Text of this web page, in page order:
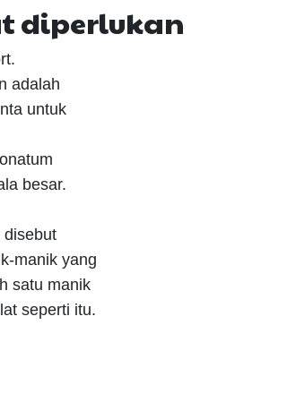
diperlukan
adalah
untuk
besar.
disebut
manik yang
satu manik
seperti itu.